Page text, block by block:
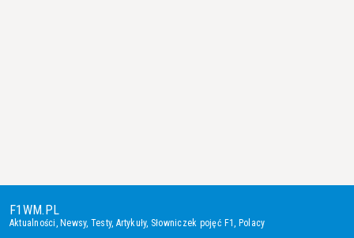
F1WM.PL
Aktualności, Newsy, Testy, Artykuły, Słowniczek pojęć F1, Polacy